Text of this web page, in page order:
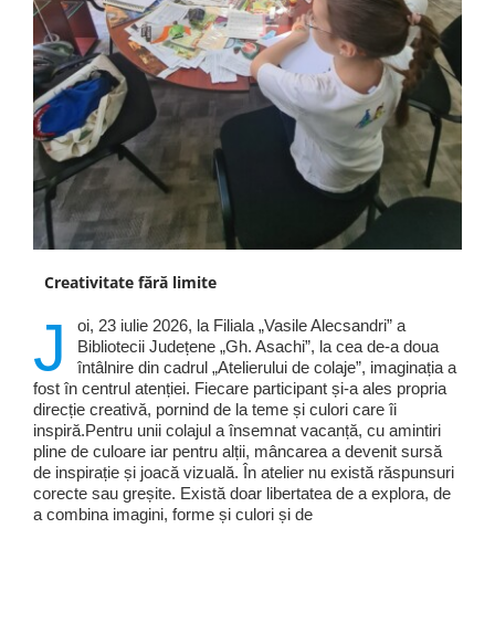
Creativitate fără limite
J
oi, 23 iulie 2026, la Filiala „Vasile Alecsandri” a
Bibliotecii Județene „Gh. Asachi”, la cea de-a doua
întâlnire din cadrul „Atelierului de colaje”, imaginația a
fost în centrul atenției. Fiecare participant și-a ales propria
direcție creativă, pornind de la teme și culori care îi
inspiră.Pentru unii colajul a însemnat vacanță, cu amintiri
pline de culoare iar pentru alții, mâncarea a devenit sursă
de inspirație și joacă vizuală. În atelier nu există răspunsuri
corecte sau greșite. Există doar libertatea de a explora, de
a combina imagini, forme și culori și de